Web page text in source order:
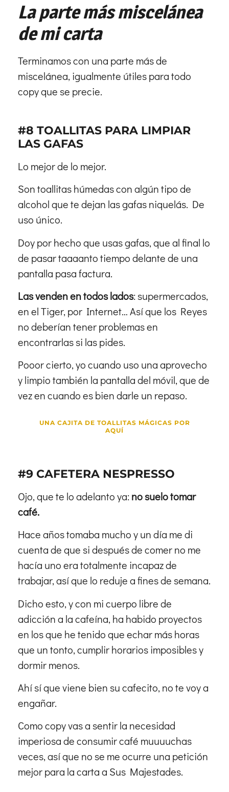
La parte más miscelánea
de mi carta
Terminamos con una parte más de
miscelánea, igualmente útiles para todo
copy que se precie.
#8 TOALLITAS PARA LIMPIAR
LAS GAFAS
Lo mejor de lo mejor.
Son toallitas húmedas con algún tipo de
alcohol que te dejan las gafas niquelás. De
uso único.
Doy por hecho que usas gafas, que al final lo
de pasar taaaanto tiempo delante de una
pantalla pasa factura.
Las venden en todos lados: supermercados,
en el Tiger, por Internet… Así que los Reyes
no deberían tener problemas en
encontrarlas si las pides.
Pooor cierto, yo cuando uso una aprovecho
y limpio también la pantalla del móvil, que de
vez en cuando es bien darle un repaso.
UNA CAJITA DE TOALLITAS MÁGICAS POR
AQUÍ
#9 CAFETERA NESPRESSO
Ojo, que te lo adelanto ya:no suelo tomar
café.
Hace años tomaba mucho y un día me di
cuenta de que si después de comer no me
hacía uno era totalmente incapaz de
trabajar, así que lo reduje a fines de semana.
Dicho esto, y con mi cuerpo libre de
adicción a la cafeína, ha habido proyectos
en los que he tenido que echar más horas
que un tonto, cumplir horarios imposibles y
dormir menos.
Ahí sí que viene bien su cafecito, no te voy a
engañar.
Como copy vas a sentir la necesidad
imperiosa de consumir café muuuuchas
veces, así que no se me ocurre una petición
mejor para la carta a Sus Majestades.